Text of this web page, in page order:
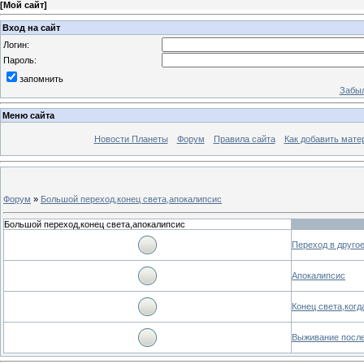
[Мой сайт]
Вход на сайт
Логин:
Пароль:
запомнить
Меню сайта
Новости Планеты Форум Правила сайта Как добавить
Форум » Большой переход,конец света,апокалипсис
Большой переход,конец света,апокалипсис
Переход в
Апокалипсис
Конец
Выживание